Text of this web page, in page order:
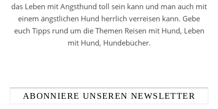
das Leben mit Angsthund toll sein kann und man auch mit
einem ängstlichen Hund herrlich verreisen kann. Gebe
euch Tipps rund um die Themen Reisen mit Hund, Leben
mit Hund, Hundebücher.
ABONNIERE UNSEREN NEWSLETTER